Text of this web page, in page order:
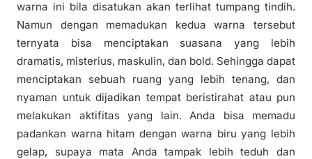
warna ini bila disatukan akan terlihat tumpang tindih.
Namun dengan memadukan kedua warna tersebut
ternyata bisa menciptakan suasana yang lebih
dramatis, misterius, maskulin, dan bold. Sehingga dapat
menciptakan sebuah ruang yang lebih tenang, dan
nyaman untuk dijadikan tempat beristirahat atau pun
melakukan aktifitas yang lain. Anda bisa memadu
padankan warna hitam dengan warna biru yang lebih
gelap, supaya mata Anda tampak lebih teduh dan